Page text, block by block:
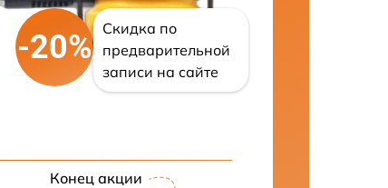
-20%
Скидка по
предварительной
записи на сайте
Конец акции